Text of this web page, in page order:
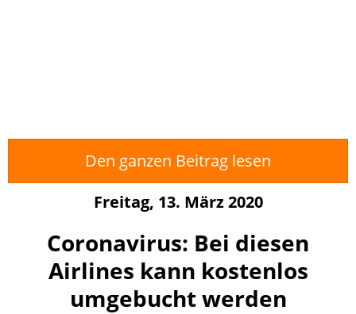
Den ganzen Beitrag lesen
Freitag, 13. März 2020
Coronavirus: Bei diesen
Airlines kann kostenlos
umgebucht werden